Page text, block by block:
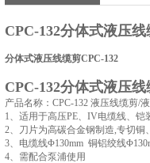
CPC-132分体式液压
分体式液压线缆剪CPC-132
CPC-132分体式液压
产品名称：CPC-132 液压线缆剪/
1、适用于高压PE、IV电缆线、
2、刀片为高碳合金钢制造,专切
3、电缆线Φ130mm 铜铝绞线
4、需配合泵浦使用